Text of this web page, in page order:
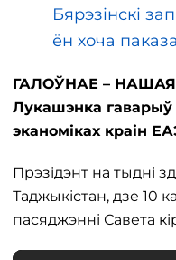
Бярэзінскі
ён хоча
ГАЛОЎНАЕ –
Лукашэнка гаварыў
эканоміках краін
Прэзідэнт на тыдні
Таджыкістан, дзе 10
пасяджэнні Савета